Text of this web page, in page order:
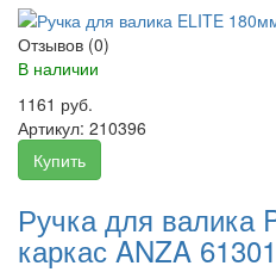
Отзывов (0)
В наличии
1161 руб.
Артикул: 210396
Купить
Ручка для валика
каркас ANZA